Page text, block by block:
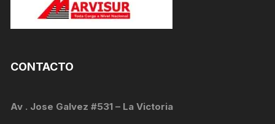
CONTACTO
Av . Jose Galvez #531 – La Victoria